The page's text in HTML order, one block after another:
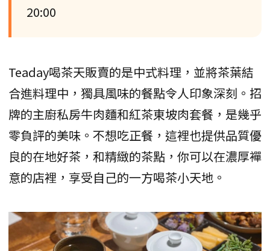
20:00
Teaday喝茶天販賣的是中式料理，並將茶葉結
合進料理中，獨具風味的餐點令人印象深刻。招
牌的主廚私房牛肉麵和紅茶東坡肉套餐，是幾乎
零負評的美味。不想吃正餐，這裡也提供品質優
良的在地好茶，和精緻的茶點，你可以在濃厚襌
意的店裡，享受自己的一方喝茶小天地。